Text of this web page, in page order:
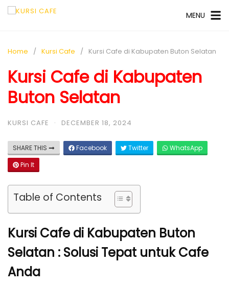
MENU
Home Kursi Cafe Kursi Cafe di Kabupaten Buton Selatan
Kursi Cafe di Kabupaten
Buton Selatan
KURSI CAFE · DECEMBER 18, 2024
SHARE THIS Facebook Twitter
WhatsApp
Pin It
Table of Contents
Kursi Cafe di Kabupaten Buton
Selatan : Solusi Tepat untuk Cafe
Anda